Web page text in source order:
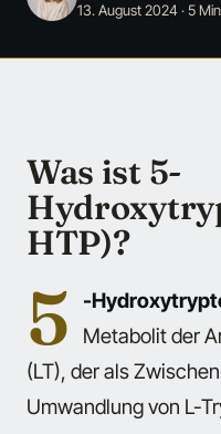
13. August 2024· 5
Was ist 5-
HTP)?
5 -
Metabolit der
(LT), der als
Umwandlung von L-